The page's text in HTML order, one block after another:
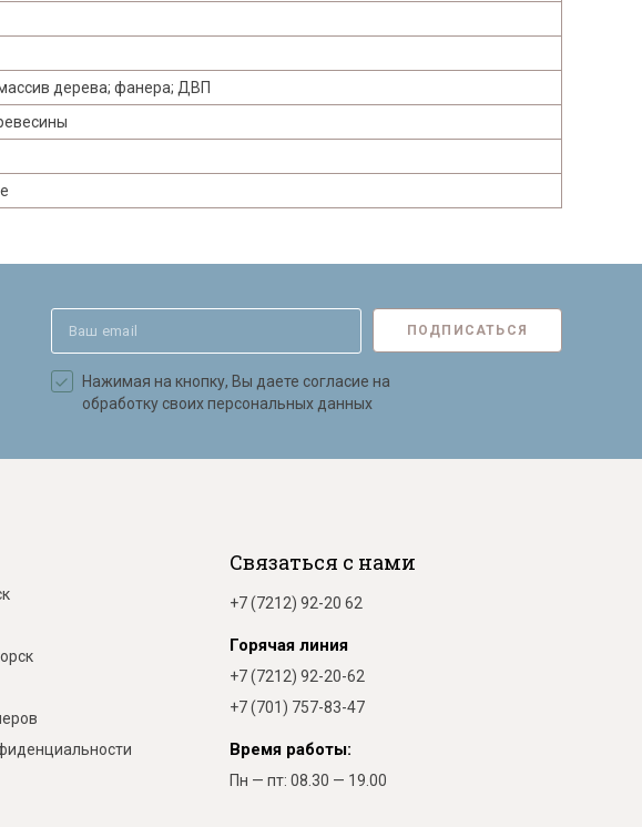
дерева; фанера; ДВП
ПОДПИСАТЬСЯ
Нажимая на кнопку, Вы даете согласие на
обработку своих персональных данных
Связаться с нами
+7 (7212) 92-20 62
Горячая линия
+7 (7212) 92-20-62
+7 (701) 757-83-47
Время работы:
Пн — пт: 08.30 — 19.00